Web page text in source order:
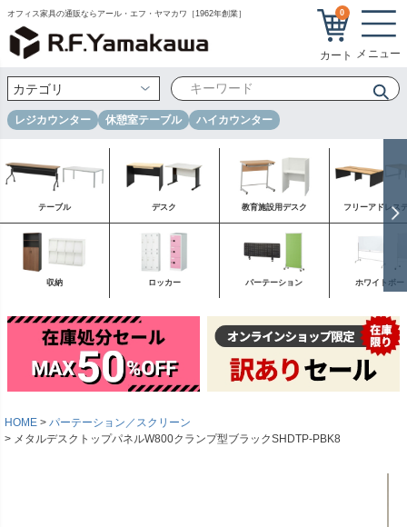
オフィス家具の通販ならアール・エフ・ヤマカワ［1962年創業］ 0
レジカウンター 休憩室テーブル ハイカウンター
テーブル デスク 教育施設用デスク フリーアドレス
収納 ロッカー パーテーション ホワイトボー
HOME
パーテーション／スクリーン
メタルデスクトップパネルW800クランプ型ブラックSHDTP-PBK8